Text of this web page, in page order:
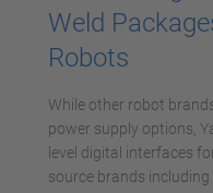
Weld
Robots
While other robot
power supply options,
level digital interfaces
source brands including